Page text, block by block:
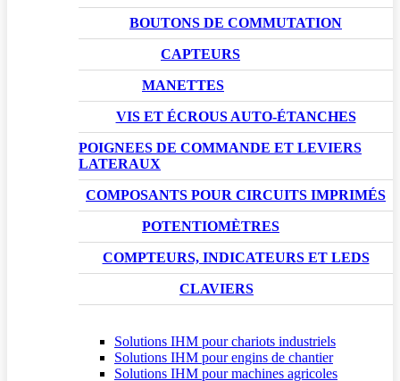
BOUTONS DE COMMUTATION
CAPTEURS
MANETTES
VIS ET ÉCROUS AUTO-ÉTANCHES
POIGNEES DE COMMANDE ET LEVIERS
LATERAUX
COMPOSANTS POUR CIRCUITS IMPRIMÉS
POTENTIOMÈTRES
COMPTEURS, INDICATEURS ET LEDS
CLAVIERS
Solutions IHM pour chariots industriels
Solutions IHM pour engins de chantier
Solutions IHM pour machines agricoles